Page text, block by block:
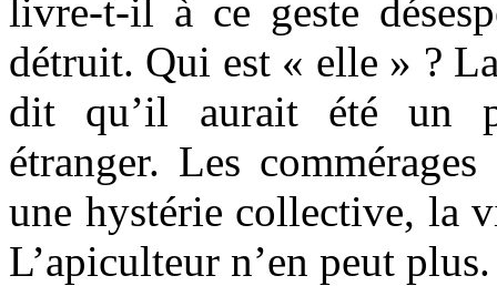
livre-t-il à ce geste
détruit. Qui est « elle » ?
dit qu’il aurait été un
étranger. Les
une hystérie collective, la
L’apiculteur n’en peut plus.